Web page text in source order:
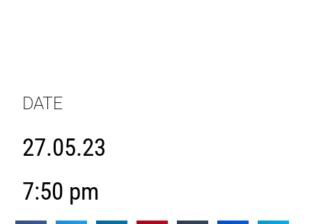
DATE
27.05.23
7:50 pm